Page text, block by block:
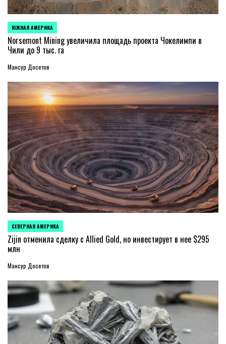
ОПУБЛИКОВАНО
В
ЮЖНАЯ АМЕРИКА
Norsemont Mining увеличила площадь проекта Чокелимпи в
Чили до 9 тыс. га
Мансур Досетов
ОПУБЛИКОВАНО
В
СЕВЕРНАЯ АМЕРИКА
Zijin отменила сделку с Allied Gold, но инвестирует в нее $295
млн
Мансур Досетов